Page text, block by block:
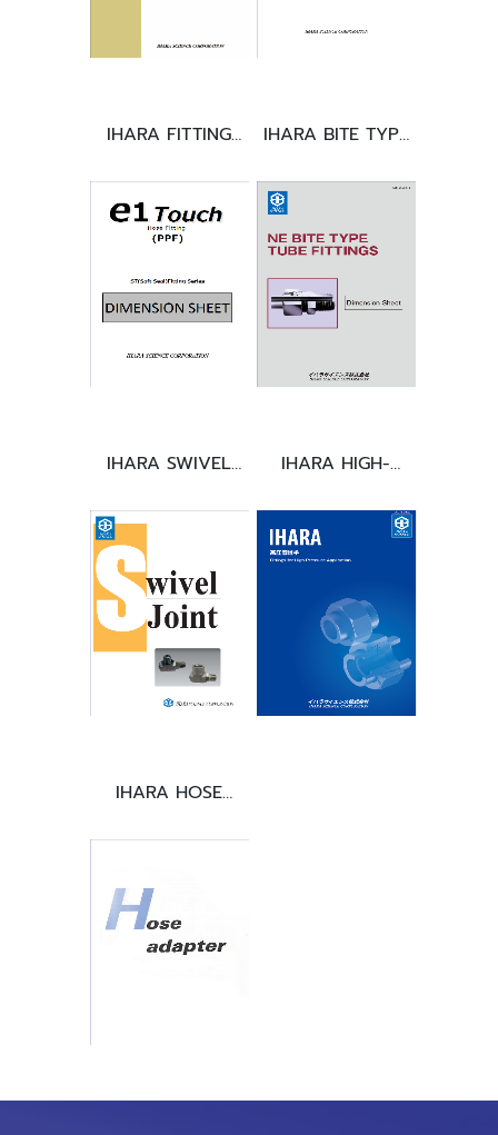
IHARA FITTING IHARA BITE TYPE
IHARA SWIVEL IHARA HIGH-
THREADED
SOCKET-WELD
FITTING
IHARA HOSE